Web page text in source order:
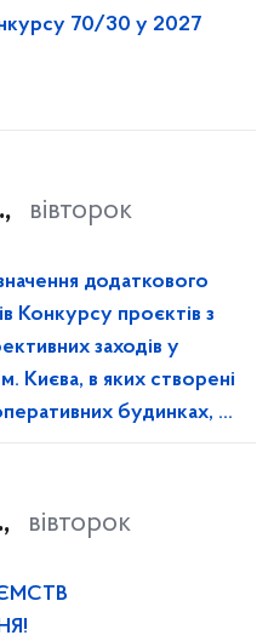
70/30 у 2027
вівторок
додаткового
Конкурсу проєктів з
заходів у
Києва, в яких створені
будинках, у
вівторок